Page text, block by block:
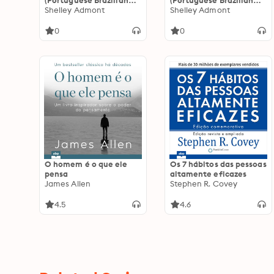
Edition): Goodnight, My
Brazilian Edition)
Shelley Admont
0
Only): I Love Summer
Only)
Shelley Admont
0
O homem é o que ele
pensa
James Allen
4.5
Os 7 hábitos das pessoas
altamente eficazes
Stephen R. Covey
4.6